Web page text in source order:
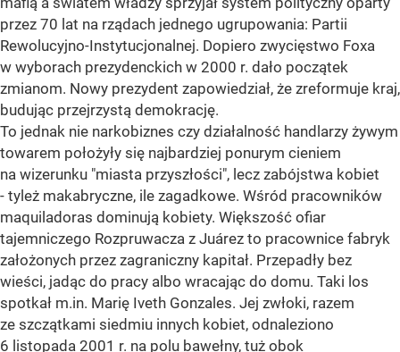
przez 70 lat na rządach jednego ugrupowania: Partii
Rewolucyjno-Instytucjonalnej. Dopiero zwycięstwo Foxa
w wyborach prezydenckich w 2000 r. dało początek
zmianom. Nowy prezydent zapowiedział, że zreformuje kraj,
budując przejrzystą demokrację.
To jednak nie narkobiznes czy działalność handlarzy żywym
towarem położyły się najbardziej ponurym cieniem
na wizerunku "miasta przyszłości", lecz zabójstwa kobiet
- tyleż makabryczne, ile zagadkowe. Wśród pracowników
maquiladoras dominują kobiety. Większość ofiar
tajemniczego Rozpruwacza z Juárez to pracownice fabryk
założonych przez zagraniczny kapitał. Przepadły bez
wieści, jadąc do pracy albo wracając do domu. Taki los
spotkał m.in. Marię Iveth Gonzales. Jej zwłoki, razem
ze szczątkami siedmiu innych kobiet, odnaleziono
6 listopada 2001 r. na polu bawełny, tuż obok